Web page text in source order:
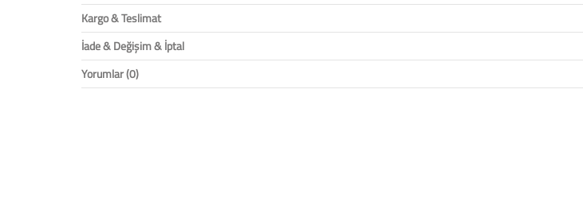
Kargo & Teslimat
İade & Değişim & İptal
Yorumlar (0)